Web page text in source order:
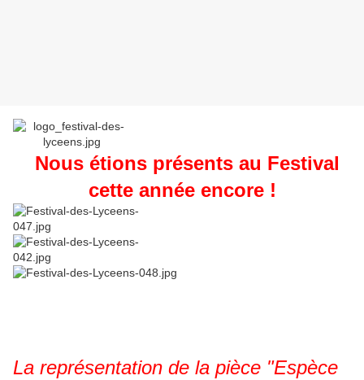
Nous étions présents au Festival
cette année encore !
La représentation de la pièce "Espèce